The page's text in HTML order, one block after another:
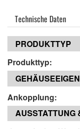
Technische Daten
PRODUKTTYP
Produkttyp:
Ankopplung:
AUSSTATTUNG